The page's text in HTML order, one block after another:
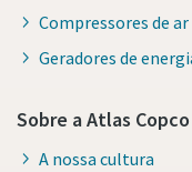
Compressores de
Geradores de
Sobre a Atlas Copco
A nossa cultura